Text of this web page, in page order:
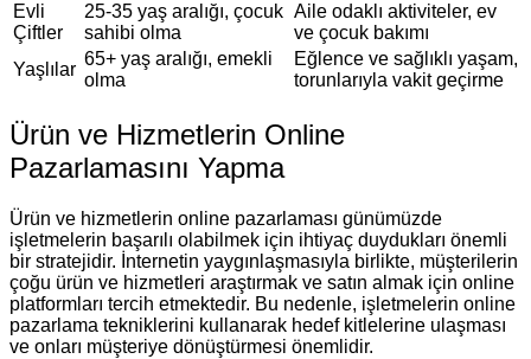
Evli
Çiftler
25-35 yaş aralığı, çocuk
sahibi olma
Aile odaklı aktiviteler, ev
ve çocuk bakımı
Yaşlılar
65+ yaş aralığı, emekli
olma
Eğlence ve sağlıklı yaşam,
torunlarıyla vakit geçirme
Ürün ve Hizmetlerin Online
Pazarlamasını Yapma
Ürün ve hizmetlerin online pazarlaması günümüzde
işletmelerin başarılı olabilmek için ihtiyaç duydukları önemli
bir stratejidir. İnternetin yaygınlaşmasıyla birlikte, müşterilerin
çoğu ürün ve hizmetleri araştırmak ve satın almak için online
platformları tercih etmektedir. Bu nedenle, işletmelerin online
pazarlama tekniklerini kullanarak hedef kitlelerine ulaşması
ve onları müşteriye dönüştürmesi önemlidir.